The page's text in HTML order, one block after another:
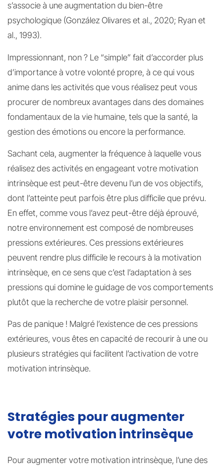
s’associe à une augmentation du bien-être
psychologique (González Olivares et al., 2020; Ryan et
al., 1993).
Impressionnant, non ? Le “simple” fait d’accorder plus
d’importance à votre volonté propre, à ce qui vous
anime dans les activités que vous réalisez peut vous
procurer de nombreux avantages dans des domaines
fondamentaux de la vie humaine, tels que la santé, la
gestion des émotions ou encore la performance.
Sachant cela, augmenter la fréquence à laquelle vous
réalisez des activités en engageant votre motivation
intrinsèque est peut-être devenu l’un de vos objectifs,
dont l’atteinte peut parfois être plus difficile que prévu.
En effet, comme vous l’avez peut-être déjà éprouvé,
notre environnement est composé de nombreuses
pressions extérieures. Ces pressions extérieures
peuvent rendre plus difficile le recours à la motivation
intrinsèque, en ce sens que c’est l’adaptation à ses
pressions qui domine le guidage de vos comportements
plutôt que la recherche de votre plaisir personnel.
Pas de panique ! Malgré l’existence de ces pressions
extérieures, vous êtes en capacité de recourir à une ou
plusieurs stratégies qui facilitent l’activation de votre
motivation intrinsèque.
Stratégies pour augmenter
votre motivation intrinsèque
Pour augmenter votre motivation intrinsèque, l’une des